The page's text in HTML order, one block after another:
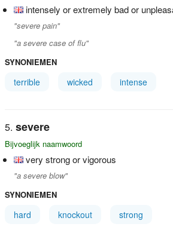
intensely or extremely bad or
"severe pain"
"a severe case of flu"
SYNONIEMEN
terrible wicked intense
severe
Bijvoeglijk naamwoord
very strong or vigorous
"a severe blow"
SYNONIEMEN
hard knockout strong